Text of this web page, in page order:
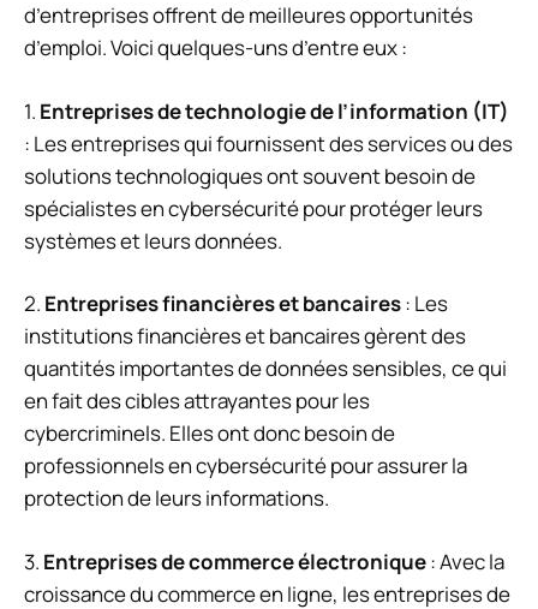
d’entreprises offrent de meilleures opportunités
d’emploi. Voici quelques-uns d’entre eux :
1. Entreprises de technologie de l’information (IT)
: Les entreprises qui fournissent des services ou des
solutions technologiques ont souvent besoin de
spécialistes en cybersécurité pour protéger leurs
systèmes et leurs données.
2. Entreprises financières et bancaires: Les
institutions financières et bancaires gèrent des
quantités importantes de données sensibles, ce qui
en fait des cibles attrayantes pour les
cybercriminels. Elles ont donc besoin de
professionnels en cybersécurité pour assurer la
protection de leurs informations.
3. Entreprises de commerce électronique: Avec la
croissance du commerce en ligne, les entreprises de